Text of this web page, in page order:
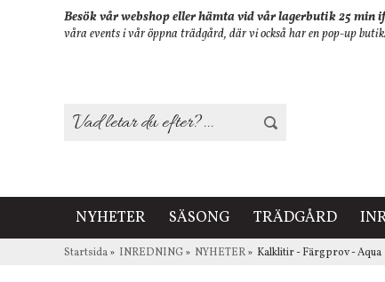
Besök vår webshop eller hämta vid vår lagerbutik 25 min
våra events i vår öppna trädgård, där vi också har en pop-up butik.
NYHETER SÄSONG TRÄDGÅRD
Startsida» INREDNING» NYHETER» Kalklitir - Färgprov - Aqua